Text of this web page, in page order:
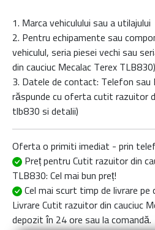
1. Marca vehiculului sau a utilajului
2. Pentru echipamente sau
vehiculul, seria piesei vechi sau
din cauciuc Mecalac Terex
3. Datele de contact: Telefon sau
răspunde cu oferta cutit razuitor
tlb830 si detalii)
Oferta o primiti imediat - prin
Preț pentru Cutit razuitor din
TLB830: Cel mai bun preț!
Cel mai scurt timp de livrare pe
Livrare Cutit razuitor din cauciuc
depozit în 24 ore sau la comandă.